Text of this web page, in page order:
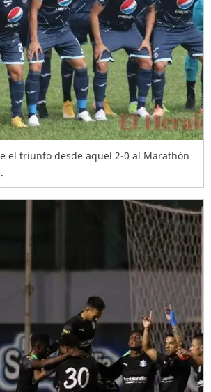
el triunfo desde aquel 2-0 al Marathón